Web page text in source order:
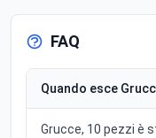
FAQ
Quando esce
Grucce, 10 pezzi è